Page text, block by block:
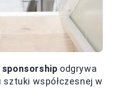
sponsorship odgrywa
współczesnej w